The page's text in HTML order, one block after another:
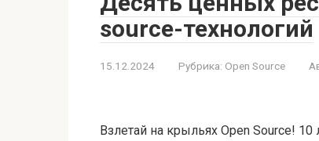
source-технологий
15.12.2024 Рубрика: Open Source
Взлетай на крыльях Open Source!